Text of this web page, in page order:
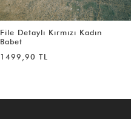
File Detaylı Kırmızı Kadın
Babet
1499,90 TL